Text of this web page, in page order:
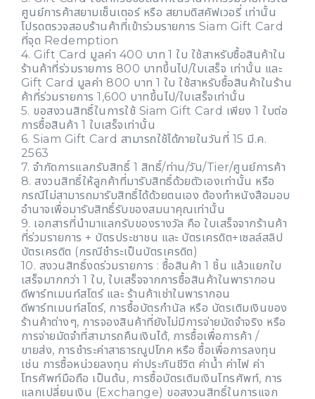
ศูนย์การค้าสยามเซ็นเตอร์ หรือ สยามดิสคัฟเวอรี่ เท่านั้น
โปรดตรวจสอบร้านค้าที่เข้าร่วมรายการ Siam Gift Card
ที่จุด Redemption
4. Gift Card มูลค่า 400 บาท 1 ใบ ใช้สาหรับซื้อสินค้าใน
ร้านค้าที่ร่วมรายการ 800 บาทขึ้นไป/ใบเสร็จ เท่านั้น และ
Gift Card มูลค่า 800 บาท 1 ใบ ใช้สาหรับซื้อสินค้าในร้าน
ค้าที่ร่วมรายการ 1,600 บาทขึ้นไป/ใบเสร็จเท่านั้น
5. ขอสงวนสิทธิ์ในการใช้ Siam Gift Card เพียง 1 ใบต่อ
การซื้อสินค้า 1 ใบเสร็จเท่านั้น
6. Siam Gift Card สามารถใช้ได้ภายในวันที่ 15 มี.ค.
2563
7. จำกัดการแลกรับสิทธิ์ 1 สิทธิ์/ท่าน/วัน/Tier/ศูนย์การค้า
8. สงวนสิทธิ์ให้ลูกค้าที่มารับสิทธิ์ด้วยตัวเองเท่านั้น หรือ
กรณีไม่สามารถมารับสิทธิ์ได้ด้วยตนเอง ต้องทำหนังสือมอบ
อำนาจเพื่อมารับสิทธิ์รับของสมนาคุณเท่านั้น
9. เอกสารที่นำมาแลกรับของรางวัล คือ ใบเสร็จจากร้านค้า
ที่ร่วมรายการ + บัตรประชาชน และ บัตรเครดิต+เซลล์สลิป
บัตรเครดิต (กรณีชำระเป็นบัตรเครดิต)
10. สงวนสิทธิ์งดร่วมรายการ : ซื้อสินค้า 1 ชิ้น แล้วแยกใบ
เสร็จมากกว่า 1 ใบ, ใบเสร็จจากการซื้อสินค้าในพารากอน
ดีพาร์ทเมนท์สโตร์ และ ร้านค้าเช่าในพารากอน
ดีพาร์ทเมนท์สโตร์, การซื้อบัตรกำนัล หรือ บัตรเติมเงินของ
ร้านค้าต่างๆ, การจองสินค้าที่ยังไม่มีการจ่ายมัดจำจริง หรือ
การจ่ายมัดจำที่สามารถคืนเงินได้, การซื้อเพื่อการค้า /
ขายส่ง, การชำระค่าสาธารณูปโภค หรือ ซื้อเพื่อการลงทุน
เช่น การซื้อหน่วยลงทุน ค่าประกันชีวิต ค่าน้ำ ค่าไฟ ค่า
โทรศัพท์มือถือ เป็นต้น, การซื้อบัตรเติมเงินโทรศัพท์, การ
แลกเปลี่ยนเงิน (Exchange) ขอสงวนสิทธิ์ในการแจก